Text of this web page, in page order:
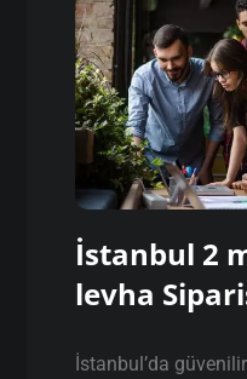
İstanbul 2
levha
İstanbul’da